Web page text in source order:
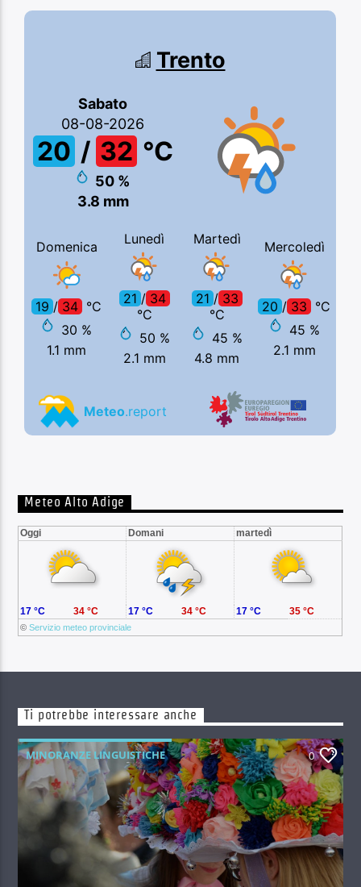
Meteo Alto Adige
Oggi Domani martedì
©Servizio meteo provinciale
17 °C 34 °C 17 °C 34 °C 17 °C 35 °C
Ti potrebbe interessare anche
MINORANZE LINGUISTICHE 0